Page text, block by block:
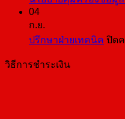
04
ก.ย.
ปรึกษาฝ่ายเทคนิค ปิด
วิธีการชำระเงิน